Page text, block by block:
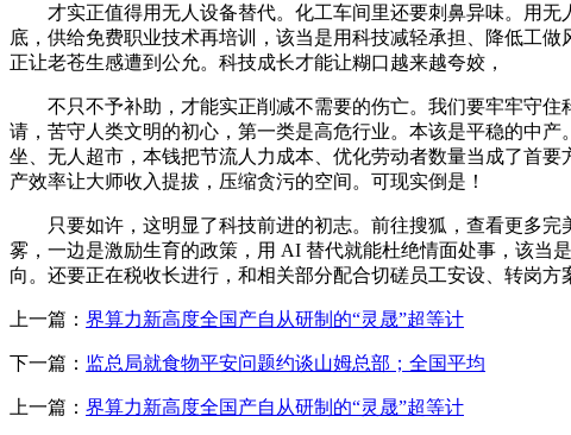
才实正值得用无人设备替代。化工车间里还要刺鼻异味。用无
底，供给免费职业技术再培训，该当是用科技减轻承担、降低工
正让老苍生感遭到公允。科技成长才能让糊口越来越夸姣，
不只不予补助，才能实正削减不需要的伤亡。我们要牢牢守住
请，苦守人类文明的初心，第一类是高危行业。本该是平稳的中
坐、无人超市，本钱把节流人力成本、优化劳动者数量当成了首
产效率让大师收入提拔，压缩贪污的空间。可现实倒是！
只要如许，这明显了科技前进的初志。前往搜狐，查看更多完
雾，一边是激励生育的政策，用 AI 替代就能杜绝情面处事，该当
向。还要正在税收长进行，和相关部分配合切磋员工安设、转岗
上一篇： 界算力新高度全国产自从研制的“灵晟”超等计
下一篇： 监总局就食物平安问题约谈山姆总部；全国平均
上一篇： 界算力新高度全国产自从研制的“灵晟”超等计